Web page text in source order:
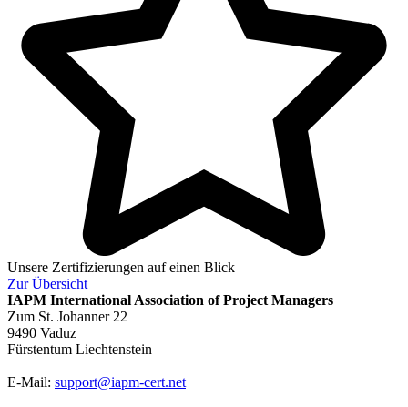
Unsere Zertifizierungen auf einen Blick
ZurÜbersicht
IAPM International Association of Project Managers
Zum St. Johanner 22
9490 Vaduz
Fürstentum Liechtenstein
E-Mail: support@iapm-cert.net